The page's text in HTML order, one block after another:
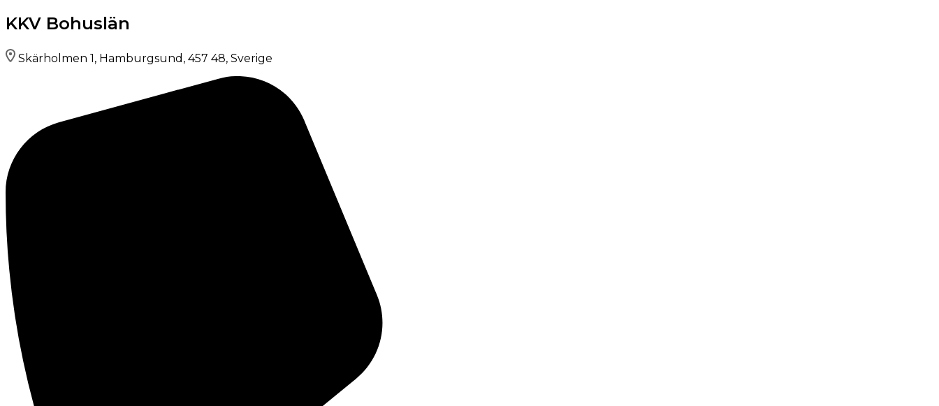
KKV Bohuslän
Skärholmen 1, Hamburgsund, 457 48, Sverige